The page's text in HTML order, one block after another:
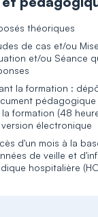
théoriques
de cas et/ou
et/ou Séance
la formation :
la formation (48
version électronique
d'un mois à la
de veille et
hospitalière